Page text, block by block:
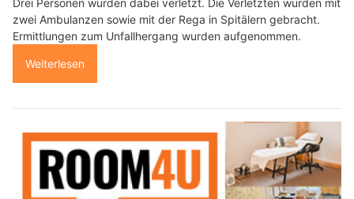
zwei Ambulanzen sowie mit der Rega in Spitälern gebracht.
Ermittlungen zum Unfallhergang wurden aufgenommen.
Weiterlesen